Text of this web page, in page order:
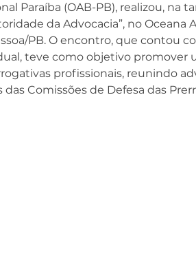
Paraíba (OAB-PB), realizou, na
da Advocacia”, no Oceana
PB. O encontro, que contou
teve como objetivo promover
profissionais, reunindo
Comissões de Defesa das